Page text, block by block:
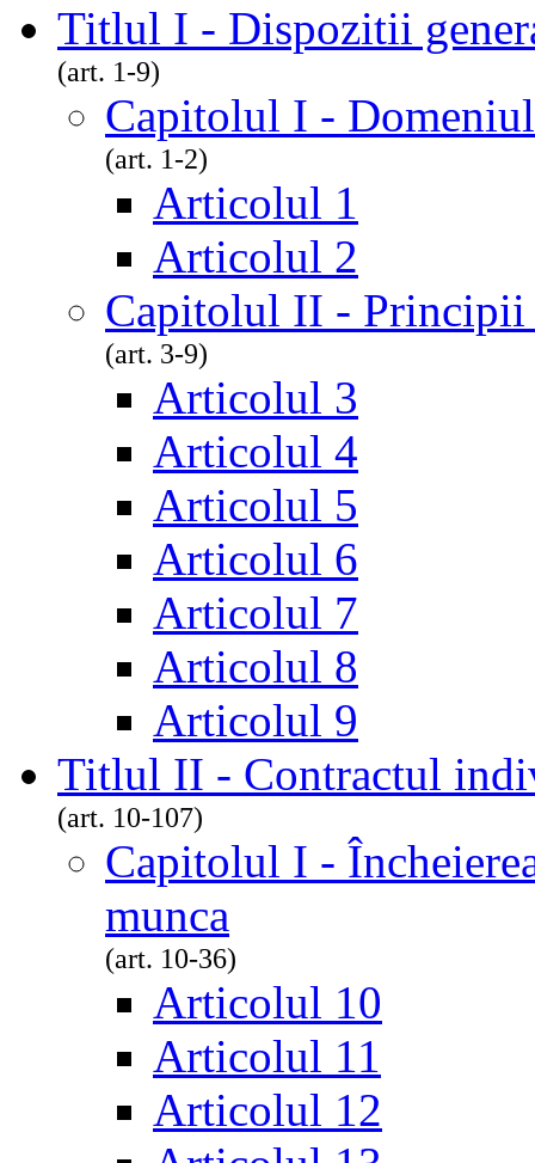
Titlul I - Dispozitii
(art. 1-9)
Capitolul I -
(art. 1-2)
Articolul 1
Articolul 2
Capitolul II - Principii
(art. 3-9)
Articolul 3
Articolul 4
Articolul 5
Articolul 6
Articolul 7
Articolul 8
Articolul 9
Titlul II - Contractul
(art. 10-107)
Capitolul I -
munca
(art. 10-36)
Articolul 10
Articolul 11
Articolul 12